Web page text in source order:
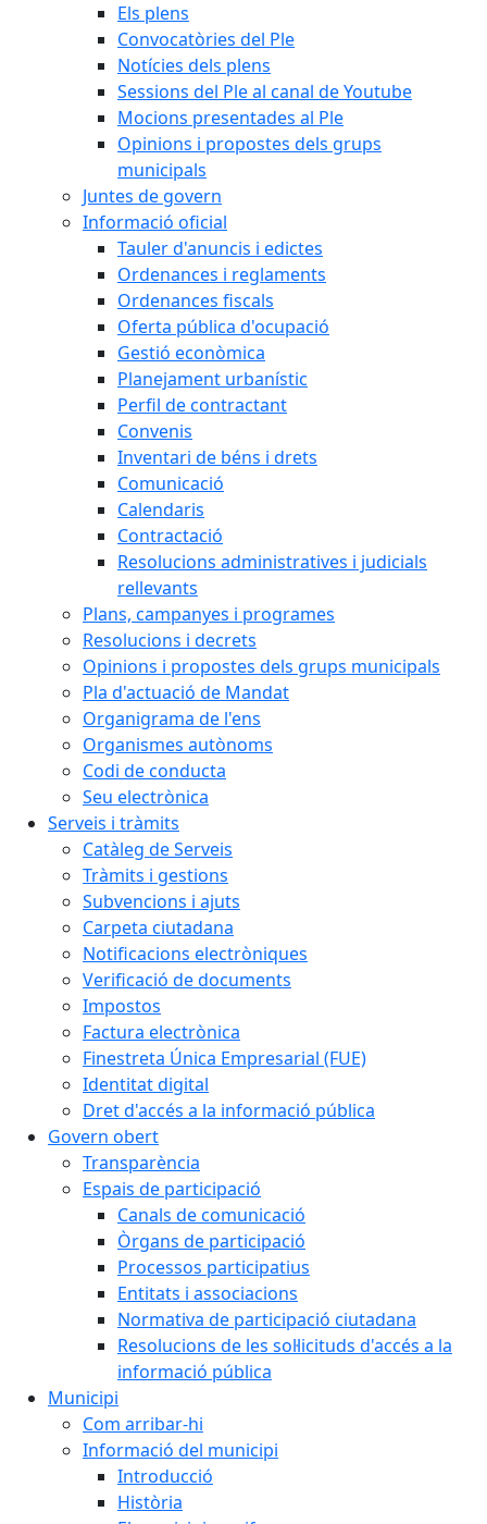
Els plens
Convocatòries del Ple
Notícies dels plens
Sessions del Ple al canal de Youtube
Mocions presentades al Ple
Opinions i propostes dels grups
municipals
Juntes de govern
Informació oficial
Tauler d'anuncis i edictes
Ordenances i reglaments
Ordenances fiscals
Oferta pública d'ocupació
Gestió econòmica
Planejament urbanístic
Perfil de contractant
Convenis
Inventari de béns i drets
Comunicació
Calendaris
Contractació
Resolucions administratives i judicials
rellevants
Plans, campanyes i programes
Resolucions i decrets
Opinions i propostes dels grups municipals
Pla d'actuació de Mandat
Organigrama de l'ens
Organismes autònoms
Codi de conducta
Seu electrònica
Serveis i tràmits
Catàleg de Serveis
Tràmits i gestions
Subvencions i ajuts
Carpeta ciutadana
Notificacions electròniques
Verificació de documents
Impostos
Factura electrònica
Finestreta Única Empresarial (FUE)
Identitat digital
Dret d'accés a la informació pública
Govern obert
Transparència
Espais de participació
Canals de comunicació
Òrgans de participació
Processos participatius
Entitats i associacions
Normativa de participació ciutadana
Resolucions de les sol·licituds d'accés a la
informació pública
Municipi
Com arribar-hi
Informació del municipi
Introducció
Història